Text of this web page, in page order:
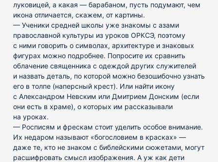
луковицей, а какая — барабаном, пусть подумают, чем
икона отличается, скажем, от картины.
— Ученики средней школы уже знакомы с азами
православной культуры из уроков ОРКСЭ, поэтому
с ними говорить о символах, архитектуре и знаковых
фигурах можно подробнее. Попросите их сравнить
облачение священника с одеждой других служителей
и назвать деталь, по которой можно безошибочно узнать
его в толпе (наперсный крест). Или найти икону
с Александром Невским или Дмитрием Донским (если
они есть в храме), о которых им рассказывали
на уроках.
— Росписям и фрескам стоит уделить особое внимание.
Их недаром называют «богословием в красках» —
даже те, кто не знаком с библейскими сюжетами, могут
расшифровать смысл изображения. А уж как дети